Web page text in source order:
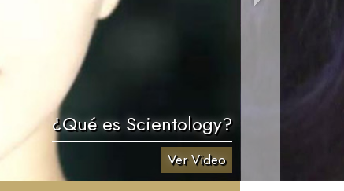
¿Qué es Scientology?
Ver Video